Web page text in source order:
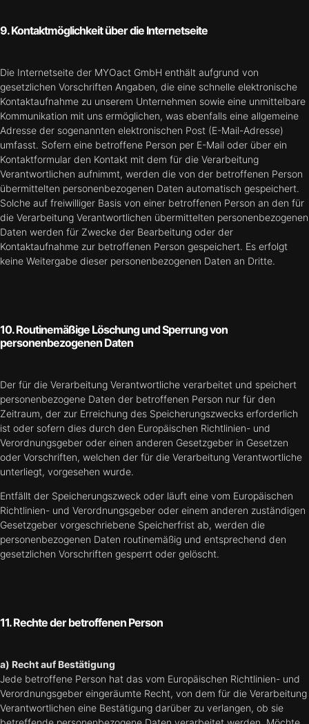
9. Kontaktmöglichkeit über die Internetseite
Die Internetseite der MYOact GmbH enthält aufgrund von
gesetzlichen Vorschriften Angaben, die eine schnelle elektronische
Kontaktaufnahme zu unserem Unternehmen sowie eine unmittelbare
Kommunikation mit uns ermöglichen, was ebenfalls eine allgemeine
Adresse der sogenannten elektronischen Post (E-Mail-Adresse)
umfasst. Sofern eine betroffene Person per E-Mail oder über ein
Kontaktformular den Kontakt mit dem für die Verarbeitung
Verantwortlichen aufnimmt, werden die von der betroffenen Person
übermittelten personenbezogenen Daten automatisch gespeichert.
Solche auf freiwilliger Basis von einer betroffenen Person an den für
die Verarbeitung Verantwortlichen übermittelten personenbezogenen
Daten werden für Zwecke der Bearbeitung oder der
Kontaktaufnahme zur betroffenen Person gespeichert. Es erfolgt
keine Weitergabe dieser personenbezogenen Daten an Dritte.
10. Routinemäßige Löschung und Sperrung von
personenbezogenen Daten
Der für die Verarbeitung Verantwortliche verarbeitet und speichert
personenbezogene Daten der betroffenen Person nur für den
Zeitraum, der zur Erreichung des Speicherungszwecks erforderlich
ist oder sofern dies durch den Europäischen Richtlinien- und
Verordnungsgeber oder einen anderen Gesetzgeber in Gesetzen
oder Vorschriften, welchen der für die Verarbeitung Verantwortliche
unterliegt, vorgesehen wurde.
Entfällt der Speicherungszweck oder läuft eine vom Europäischen
Richtlinien- und Verordnungsgeber oder einem anderen zuständigen
Gesetzgeber vorgeschriebene Speicherfrist ab, werden die
personenbezogenen Daten routinemäßig und entsprechend den
gesetzlichen Vorschriften gesperrt oder gelöscht.
11. Rechte der betroffenen Person
a) Recht auf Bestätigung
Jede betroffene Person hat das vom Europäischen Richtlinien- und
Verordnungsgeber eingeräumte Recht, von dem für die Verarbeitung
Verantwortlichen eine Bestätigung darüber zu verlangen, ob sie